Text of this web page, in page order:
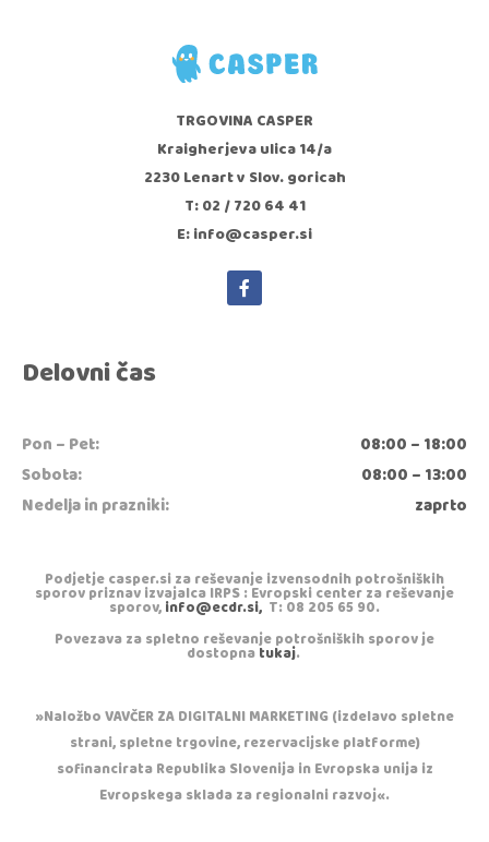
TRGOVINA CASPER
Kraigherjeva ulica 14/a
2230 Lenart v Slov. goricah
T: 02 / 720 64 41
E: info@casper.si
Delovni čas
Pon – Pet:
08:00 – 18:00
Sobota:
08:00 – 13:00
Nedelja in prazniki:
zaprto
Podjetje casper.si za reševanje izvensodnih potrošniških
sporov priznav izvajalca IRPS : Evropski center za reševanje
sporov,info@ecdr.si, T: 08 205 65 90.
Povezava za spletno reševanje potrošniških sporov je
dostopnatukaj.
»Naložbo VAVČER ZA DIGITALNI MARKETING (izdelavo spletne
strani, spletne trgovine, rezervacijske platforme)
sofinancirata Republika Slovenija in Evropska unija iz
Evropskega sklada za regionalni razvoj«.